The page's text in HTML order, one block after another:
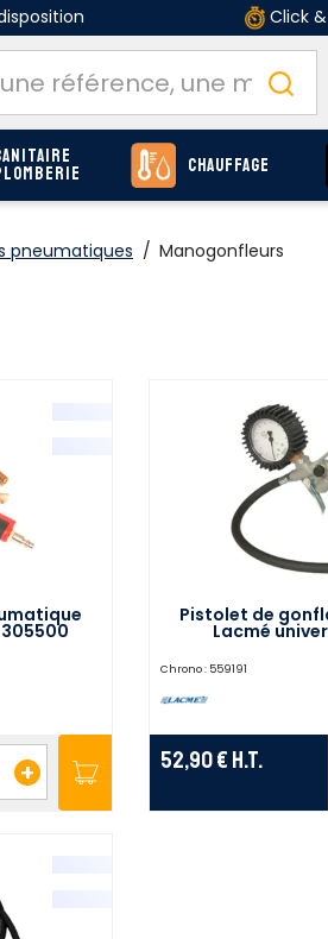
Click
Chauffage
pneumatiques / Manogonfleurs
+
Pistolet de
Lacmé
Chrono : 559191
52,90 € H.T.